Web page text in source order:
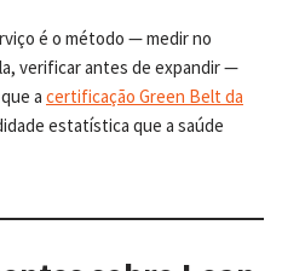
é o método — medir no
verificar antes de expandir —
a certificação Green Belt da
estatística que a saúde